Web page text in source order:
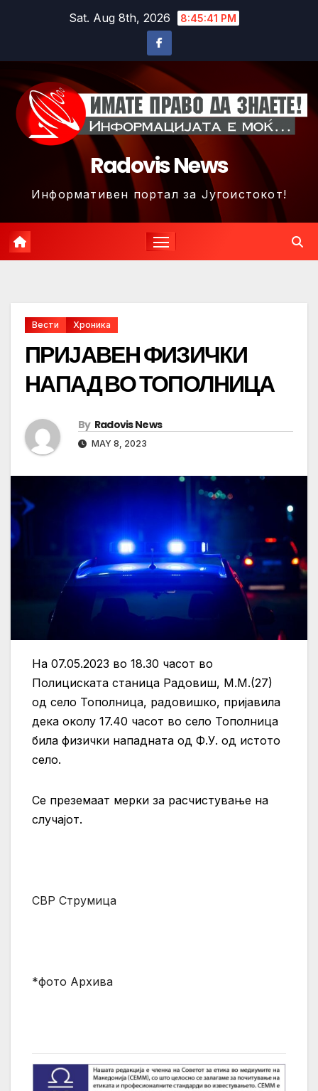
Sat. Aug 8th, 2026 8:45:44 PM
Radovis News
Информативен портал за Југоистокот!
Вести Хроника
ПРИЈАВЕН ФИЗИЧКИ
НАПАД ВО ТОПОЛНИЦА
By Radovis News
MAY 8, 2023
На 07.05.2023 во 18.30 часот во
Полициската станица Радовиш, М.М.(27)
од село Тополница, радовишко, пријавила
дека околу 17.40 часот во село Тополница
била физички нападната од Ф.У. од истото
село.
Се преземаат мерки за расчистување на
случајот.
СВР Струмица
*фото Архива